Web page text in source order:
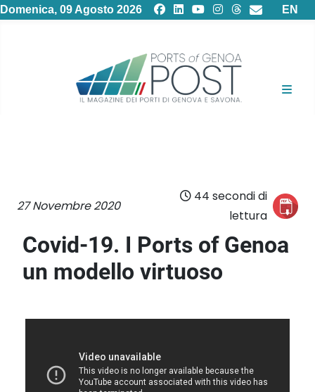
Domenica, 09 Agosto 2026 EN
27 Novembre 2020
44 secondi di
lettura
Covid-19. I Ports of Genoa
un modello virtuoso